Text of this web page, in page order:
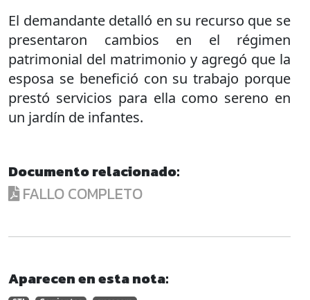
El demandante detalló en su recurso que se
presentaron cambios en el régimen
patrimonial del matrimonio y agregó que la
esposa se benefició con su trabajo porque
prestó servicios para ella como sereno en
un jardín de infantes.
Documento relacionado:
FALLO COMPLETO
Aparecen en esta nota: